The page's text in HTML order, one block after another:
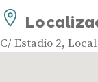
C/ Estadio 2,